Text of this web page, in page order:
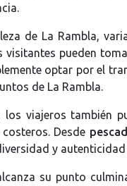
de La Rambla,
visitantes pueden
optar por el
de La Rambla.
viajeros también
Desde
y autenticidad
su punto